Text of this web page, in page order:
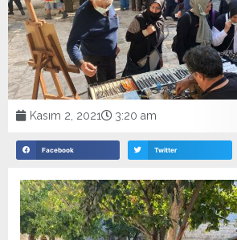
Kasım 2, 2021 3:20 am
Facebook Twitter